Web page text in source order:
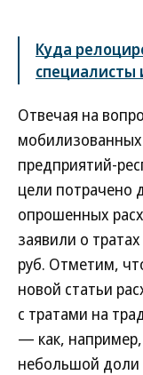
Куда
специалисты
Отвечая на
предприятий-
цели потрачено
опрошенных
заявили о
руб. Отметим,
новой статьи
с тратами на
— как,
небольшой